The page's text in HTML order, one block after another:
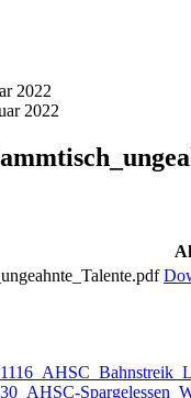
2022
2022